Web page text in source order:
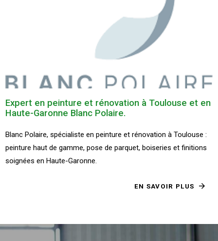
Expert en peinture et rénovation à Toulouse et en
Haute-Garonne Blanc Polaire.
Blanc Polaire, spécialiste en peinture et rénovation à Toulouse :
peinture haut de gamme, pose de parquet, boiseries et finitions
soignées en Haute-Garonne.
EN SAVOIR PLUS